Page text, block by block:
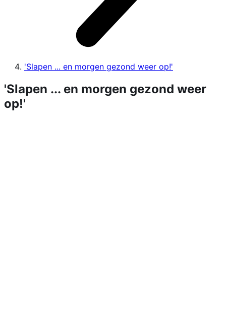
'Slapen ... en morgen gezond weer op!'
'Slapen ... en morgen gezond weer
op!'